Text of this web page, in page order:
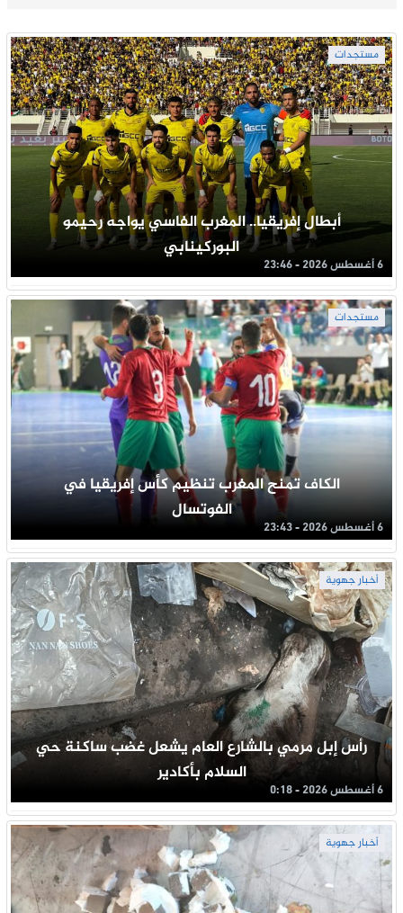
مستجدات
أبطال إفريقيا.. المغرب الفاسي يواجه رحيمو
البوركينابي
6 أغسطس 2026 - 23:46
مستجدات
الكاف تمنح المغرب تنظيم كأس إفريقيا في
الفوتسال
6 أغسطس 2026 - 23:43
أخبار جهوية
رأس إبل مرمي بالشارع العام يشعل غضب ساكنة حي
السلام بأكادير
6 أغسطس 2026 - 0:18
أخبار جهوية